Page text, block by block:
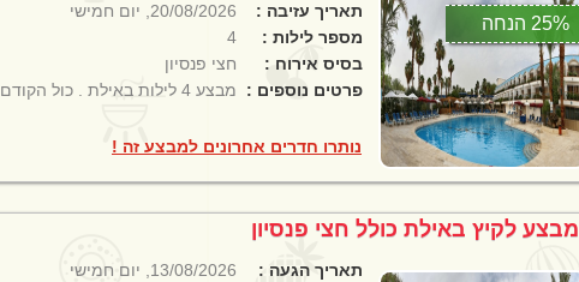
תאריך עזיבה :
20/08/2026, יום חמישי
מספר לילות :
4
בסיס אירוח :
חצי פנסיון
פרטים נוספים :
מבצע 4 לילות באילת . כול הקודם זוכה!
נותרו חדרים אחרונים למבצע זה !
25% הנחה
מבצע לקיץ באילת כולל חצי פנסיון
תאריך הגעה :
13/08/2026, יום חמישי